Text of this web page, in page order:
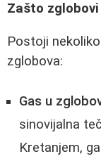
Zašto
Postoji
zglobova:
Gas u
sinovijalna
Kretanjem,